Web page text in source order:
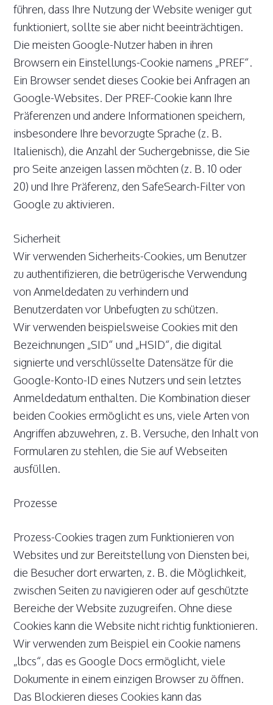
führen, dass Ihre Nutzung der Website weniger gut
funktioniert, sollte sie aber nicht beeinträchtigen.
Die meisten Google-Nutzer haben in ihren
Browsern ein Einstellungs-Cookie namens „PREF“.
Ein Browser sendet dieses Cookie bei Anfragen an
Google-Websites. Der PREF-Cookie kann Ihre
Präferenzen und andere Informationen speichern,
insbesondere Ihre bevorzugte Sprache (z. B.
Italienisch), die Anzahl der Suchergebnisse, die Sie
pro Seite anzeigen lassen möchten (z. B. 10 oder
20) und Ihre Präferenz, den SafeSearch-Filter von
Google zu aktivieren.
Sicherheit
Wir verwenden Sicherheits-Cookies, um Benutzer
zu authentifizieren, die betrügerische Verwendung
von Anmeldedaten zu verhindern und
Benutzerdaten vor Unbefugten zu schützen.
Wir verwenden beispielsweise Cookies mit den
Bezeichnungen „SID“ und „HSID“, die digital
signierte und verschlüsselte Datensätze für die
Google-Konto-ID eines Nutzers und sein letztes
Anmeldedatum enthalten. Die Kombination dieser
beiden Cookies ermöglicht es uns, viele Arten von
Angriffen abzuwehren, z. B. Versuche, den Inhalt von
Formularen zu stehlen, die Sie auf Webseiten
ausfüllen.
Prozesse
Prozess-Cookies tragen zum Funktionieren von
Websites und zur Bereitstellung von Diensten bei,
die Besucher dort erwarten, z. B. die Möglichkeit,
zwischen Seiten zu navigieren oder auf geschützte
Bereiche der Website zuzugreifen. Ohne diese
Cookies kann die Website nicht richtig funktionieren.
Wir verwenden zum Beispiel ein Cookie namens
„lbcs“, das es Google Docs ermöglicht, viele
Dokumente in einem einzigen Browser zu öffnen.
Das Blockieren dieses Cookies kann das